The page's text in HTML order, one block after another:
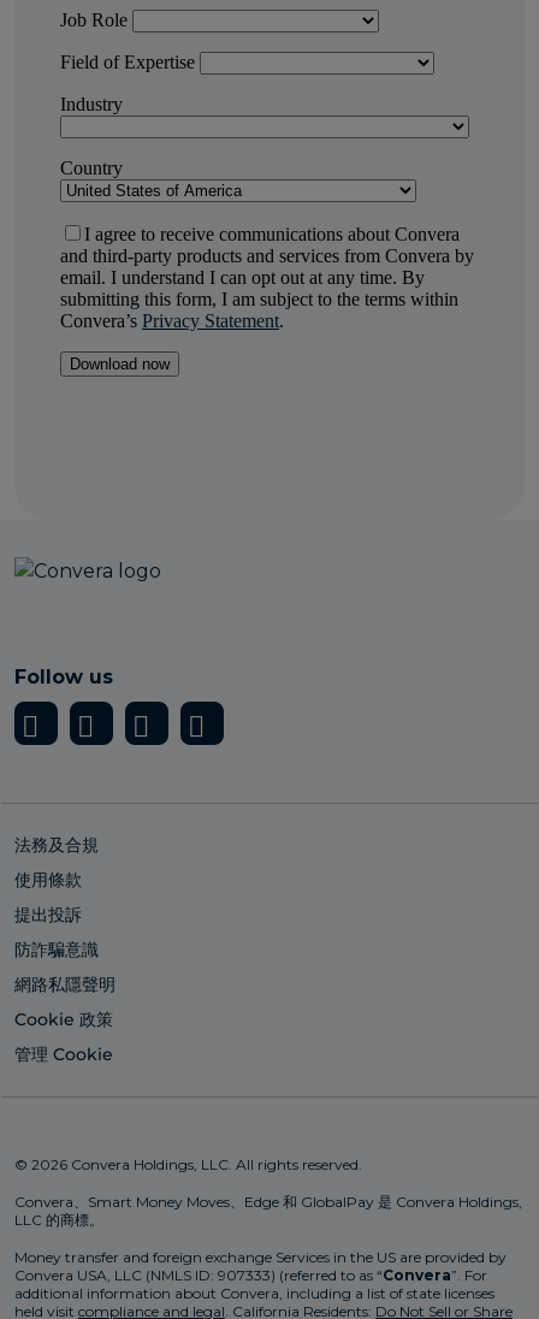
Follow us
法務及合規
使用條款
提出投訴
防詐騙意識
網路私隱聲明
Cookie 政策
管理 Cookie
© 2026 Convera Holdings, LLC. All rights reserved.
Convera、Smart Money Moves、Edge 和 GlobalPay 是 Convera Holdings,
LLC 的商標。
Money transfer and foreign exchange Services in the US are provided by
Convera USA, LLC (NMLS ID: 907333) (referred to as “Convera”. For
additional information about Convera, including a list of state licenses
held visit compliance and legal. California Residents: Do Not Sell or Share